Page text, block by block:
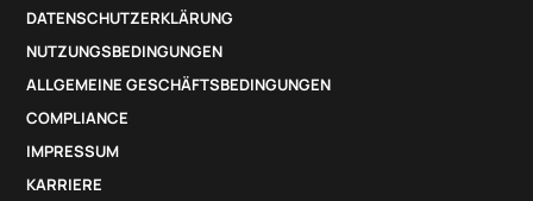
DATENSCHUTZERKLÄRUNG
NUTZUNGSBEDINGUNGEN
ALLGEMEINE GESCHÄFTSBEDINGUNGEN
COMPLIANCE
IMPRESSUM
KARRIERE